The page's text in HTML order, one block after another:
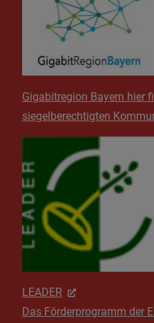
Gigabitregion Bayern hier
siegelberechtigten
LEADER
Das Förderprogramm der